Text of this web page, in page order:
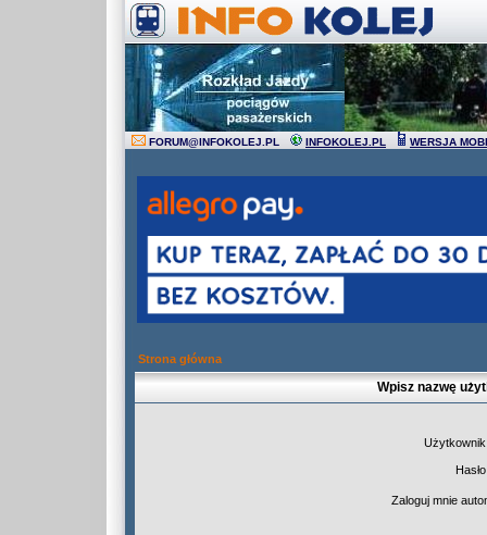
FORUM@INFOKOLEJ.PL INFOKOLEJ.PL WERSJA
Strona główna
Wpisz nazwę
Zaloguj mnie